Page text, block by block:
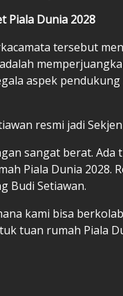
Piala Dunia 2028
tersebut
aspek
resmi jadi
sangat berat. Ada
Piala Dunia 2028.
Budi Setiawan.
kami bisa
tuan rumah Piala